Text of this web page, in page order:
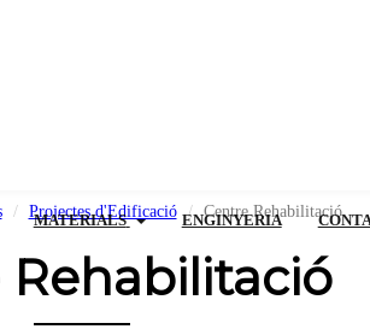
MATERIALS ENGINYERIA
Projectes d'Edificació Centre Rehabilitació
Rehabilitació